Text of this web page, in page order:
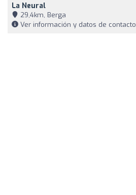
La Neural
29,4km, Berga
Ver información y datos de contacto